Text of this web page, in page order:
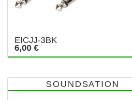
EICJJ-3BK
6,00 €
SOUNDSATION